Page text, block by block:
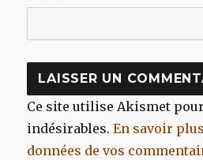
Ce site utilise Akismet
indésirables.En savoir
données de vos